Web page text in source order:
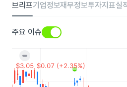
브리프기업정보재무정보투자지표실
주요 이슈